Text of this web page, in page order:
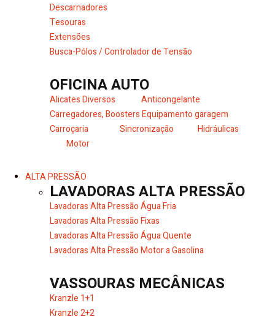
Descarnadores
Tesouras
Extensões
Busca-Pólos / Controlador de Tensão
OFICINA AUTO
Alicates Diversos
Anticongelante
Carregadores, BoostersEquipamento garagem
Carroçaria
Sincronização
Hidráulicas
Motor
ALTA PRESSÃO
LAVADORAS ALTA PRESSÃO
Lavadoras Alta Pressão Água Fria
Lavadoras Alta Pressão Fixas
Lavadoras Alta Pressão Água Quente
Lavadoras Alta Pressão Motor a Gasolina
VASSOURAS MECÂNICAS
Kranzle 1+1
Kranzle 2+2